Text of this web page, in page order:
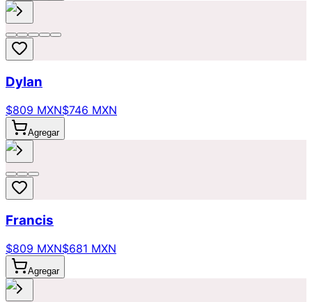
Dylan
$809 MXN$746 MXN
Agregar
Francis
$809 MXN$681 MXN
Agregar